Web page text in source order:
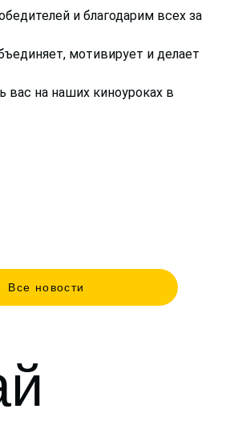
и благодарим всех за
мотивирует и делает
на наших киноуроках в
Все новости